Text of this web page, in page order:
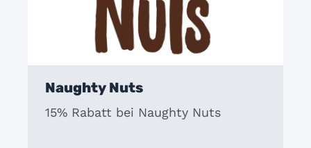
Naughty Nuts
15% Rabatt bei Naughty Nuts